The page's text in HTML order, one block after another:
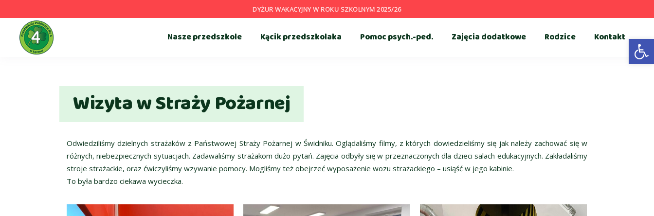
DYŻUR WAKACYJNY W ROKU SZKOLNYM 2025/26
Nasze przedszkole Kącik przedszkolaka Pomoc psych.-ped. Zajęcia dodatkowe Rodzice Kontakt
Wizyta w Straży Pożarnej
Odwiedziliśmy dzielnych strażaków z Państwowej Straży Pożarnej w Świdniku. Oglądaliśmy filmy, z których dowiedzieliśmy się jak należy zachować się w
różnych, niebezpiecznych sytuacjach. Zadawaliśmy strażakom dużo pytań. Zajęcia odbyły się w przeznaczonych dla dzieci salach edukacyjnych. Zakładaliśmy
stroje strażackie, oraz ćwiczyliśmy wzywanie pomocy. Mogliśmy też obejrzeć wyposażenie wozu strażackiego – usiąść w jego kabinie.
To była bardzo ciekawa wycieczka.